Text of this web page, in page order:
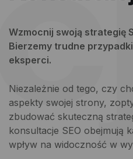
Wzmocnij swoją strategię
Bierzemy trudne
eksperci.
Niezależnie od tego, czy
aspekty swojej strony,
zbudować skuteczną
konsultacje SEO obejmują
wpływ na widoczność w